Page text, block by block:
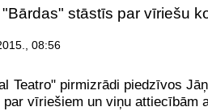
stāstīs par vīriešu
08:56
Teatro" pirmizrādi piedzīvos
vīriešiem un viņu attiecībām